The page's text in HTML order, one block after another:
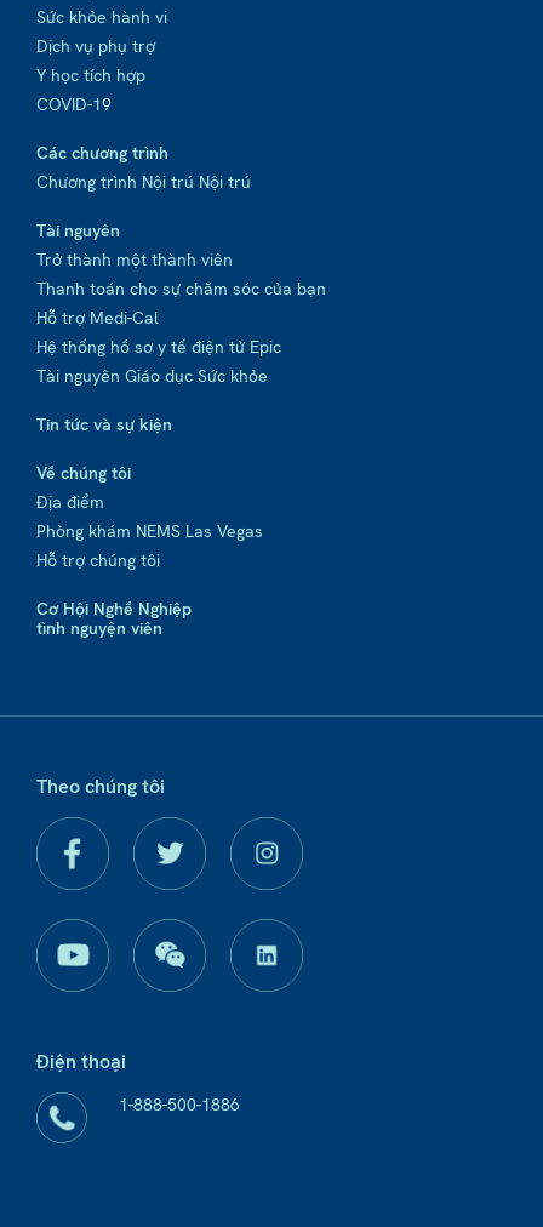
Sức khỏe hành vi
Dịch vụ phụ trợ
Y học tích hợp
COVID-19
Các chương trình
Chương trình Nội trú Nội trú
Tài nguyên
Trở thành một thành viên
Thanh toán cho sự chăm sóc của bạn
Hỗ trợ Medi-Cal
Hệ thống hồ sơ y tế điện tử Epic
Tài nguyên Giáo dục Sức khỏe
Tin tức và sự kiện
Về chúng tôi
Địa điểm
Phòng khám NEMS Las Vegas
Hỗ trợ chúng tôi
Cơ Hội Nghề Nghiệp
tình nguyện viên
Theo chúng tôi
Điện thoại
1-888-500-1886